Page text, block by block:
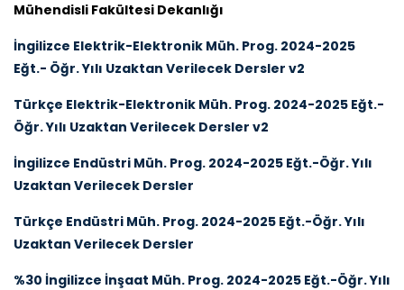
Mühendisli Fakültesi Dekanlığı
İngilizce Elektrik-Elektronik Müh. Prog. 2024-2025
Eğt.- Öğr. Yılı Uzaktan Verilecek Dersler v2
Türkçe Elektrik-Elektronik Müh. Prog. 2024-2025 Eğt.-
Öğr. Yılı Uzaktan Verilecek Dersler v2
İngilizce Endüstri Müh. Prog. 2024-2025 Eğt.-Öğr. Yılı
Uzaktan Verilecek Dersler
Türkçe Endüstri Müh. Prog. 2024-2025 Eğt.-Öğr. Yılı
Uzaktan Verilecek Dersler
%30 İngilizce İnşaat Müh. Prog. 2024-2025 Eğt.-Öğr. Yılı